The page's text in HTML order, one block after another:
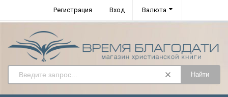
Регистрация Вход Валюта
Найти